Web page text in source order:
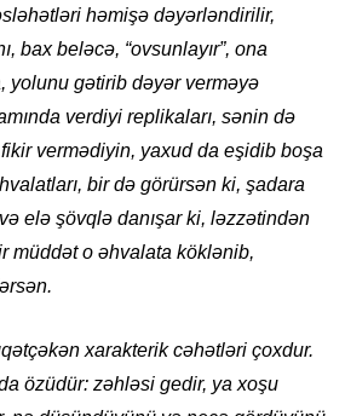
həmişə dəyərləndirilir,
bax beləcə, “ovsunlayır”, ona
yolunu gətirib dəyər verməyə
verdiyi replikaları, sənin də
vermədiyin, yaxud da eşidib boşa
bir də görürsən ki, şadara
elə şövqlə danışar ki, ləzzətindən
müddət o əhvalata köklənib,
xarakterik cəhətləri çoxdur.
özüdür: zəhləsi gedir, ya xoşu